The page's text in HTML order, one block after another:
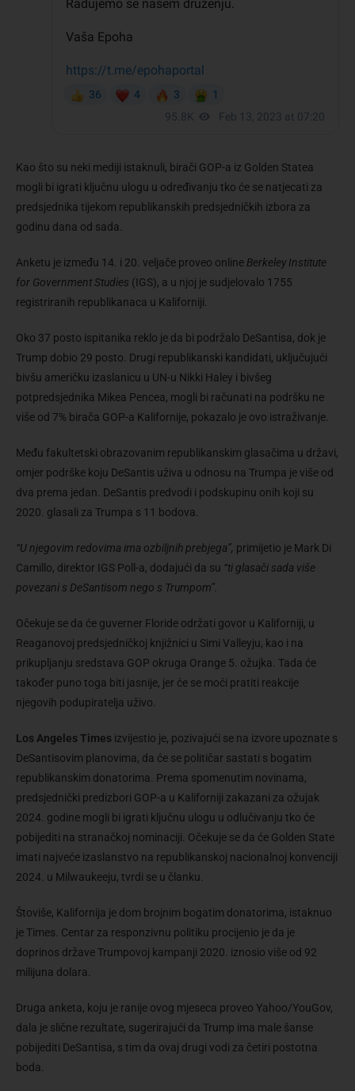
Kao što su neki mediji istaknuli, birači GOP-a iz Golden Statea
mogli bi igrati ključnu ulogu u određivanju tko će se natjecati za
predsjednika tijekom republikanskih predsjedničkih izbora za
godinu dana od sada.
Anketu je između 14. i 20. veljače proveo online Berkeley Institute
for Government Studies (IGS), a u njoj je sudjelovalo 1755
registriranih republikanaca u Kaliforniji.
Oko 37 posto ispitanika reklo je da bi podržalo DeSantisa, dok je
Trump dobio 29 posto. Drugi republikanski kandidati, uključujući
bivšu američku izaslanicu u UN-u Nikki Haley i bivšeg
potpredsjednika Mikea Pencea, mogli bi računati na podršku ne
više od 7% birača GOP-a Kalifornije, pokazalo je ovo istraživanje.
Među fakultetski obrazovanim republikanskim glasačima u državi,
omjer podrške koju DeSantis uživa u odnosu na Trumpa je više od
dva prema jedan. DeSantis predvodi i podskupinu onih koji su
2020. glasali za Trumpa s 11 bodova.
“U njegovim redovima ima ozbiljnih prebjega”, primijetio je Mark Di
Camillo, direktor IGS Poll-a, dodajući da su “ti glasači sada više
povezani s DeSantisom nego s Trumpom”.
Očekuje se da će guverner Floride održati govor u Kaliforniji, u
Reaganovoj predsjedničkoj knjižnici u Simi Valleyju, kao i na
prikupljanju sredstava GOP okruga Orange 5. ožujka. Tada će
također puno toga biti jasnije, jer će se moći pratiti reakcije
njegovih podupiratelja uživo.
Los Angeles Times izvijestio je, pozivajući se na izvore upoznate s
DeSantisovim planovima, da će se političar sastati s bogatim
republikanskim donatorima. Prema spomenutim novinama,
predsjednički predizbori GOP-a u Kaliforniji zakazani za ožujak
2024. godine mogli bi igrati ključnu ulogu u odlučivanju tko će
pobijediti na stranačkoj nominaciji. Očekuje se da će Golden State
imati najveće izaslanstvo na republikanskoj nacionalnoj konvenciji
2024. u Milwaukeeju, tvrdi se u članku.
Štoviše, Kalifornija je dom brojnim bogatim donatorima, istaknuo
je Times. Centar za responzivnu politiku procijenio je da je
doprinos države Trumpovoj kampanji 2020. iznosio više od 92
milijuna dolara.
Druga anketa, koju je ranije ovog mjeseca proveo Yahoo/YouGov,
dala je slične rezultate, sugerirajući da Trump ima male šanse
pobijediti DeSantisa, s tim da ovaj drugi vodi za četiri postotna
boda.